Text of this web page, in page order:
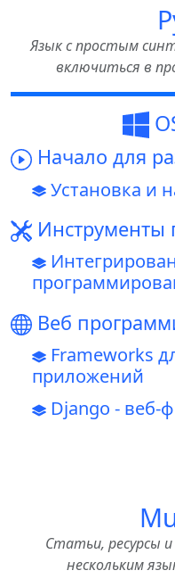
Язык с простым
включиться в
Начало для
Установка и
Инструменты
Веб
Frameworks
приложений
Django - веб-
Статьи, ресурсы
нескольким